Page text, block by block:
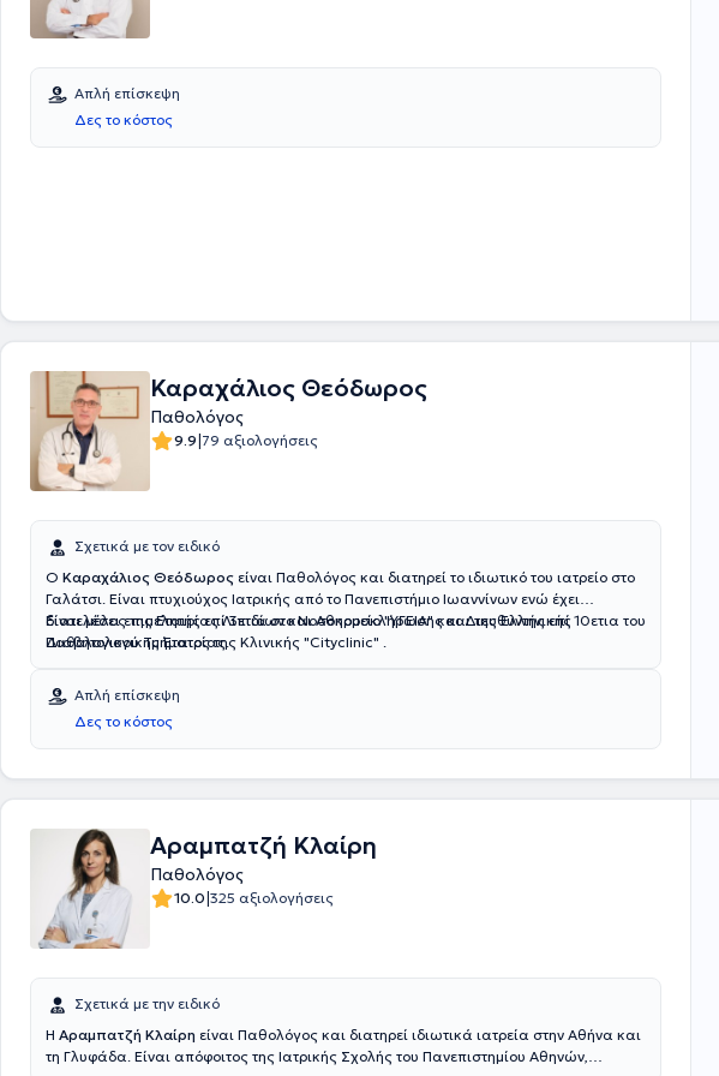
Απλή επίσκεψη
Δες το κόστος
Καραχάλιος Θεόδωρος
Παθολόγος
9.9|79 αξιολογήσεις
Σχετικά με τον ειδικό
Ο Καραχάλιος Θεόδωρος είναι Παθολόγος και διατηρεί το ιδιωτικό του ιατρείο στο
Γαλάτσι. Είναι πτυχιούχος Ιατρικής από το Πανεπιστήμιο Ιωαννίνων ενώ έχει
διατελέσει επιμελητής επί 3ετια στο Νοσοκομείο "ΥΓΕΙΑ" και Διευθυντής επί 10ετια του
Παθολογικού Τμήματος της Κλινικής "Cityclinic" .
Είναι μέλος της Εταιρίας Λιπιδίων και Αθηροσκλήρωσης και της Ελληνικής
Διαβητολογικης Εταιρίας.
Απλή επίσκεψη
Δες το κόστος
Αραμπατζή Κλαίρη
Παθολόγος
10.0|325 αξιολογήσεις
Σχετικά με την ειδικό
Η Αραμπατζή Κλαίρη είναι Παθολόγος και διατηρεί ιδιωτικά ιατρεία στην Αθήνα και
τη Γλυφάδα. Είναι απόφοιτος της Ιατρικής Σχολής του Πανεπιστημίου Αθηνών,